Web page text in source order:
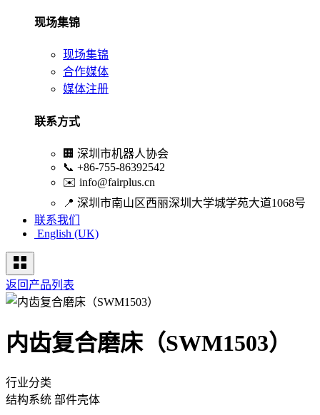
现场集锦
现场集锦
合作媒体
媒体注册
联系方式
🏢 深圳市机器人协会
📞 +86-755-86392542
✉️ info@fairplus.cn
📍 深圳市南山区西丽深圳大学城学苑大道1068号
联系我们
English (UK)
返回产品列表
内齿复合磨床（SWM1503）
行业分类
结构系统 部件壳体